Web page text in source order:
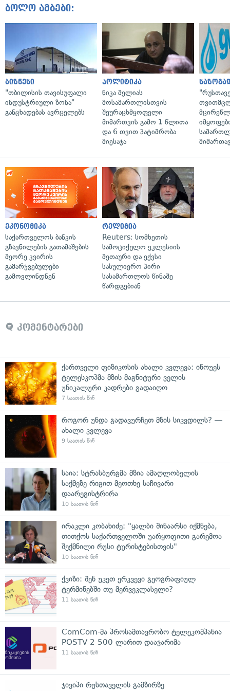
ბოლო ამბები:
ბიზნესი
"თბილისის თავისუფალი
ინდუსტრიული ზონა"
განცხადებას ავრცელებს
პოლიტიკა
ნიკა მელიას
მოსამართლისთვის
შეურაცხმყოფელი
მიმართვის გამო 1 წლითა
და 6 თვით პატიმრობა
მიესაჯა
ეკონომიკა
საქართველოს ბანკის
გზავნილების გათამაშების
მეორე კვირის
გამარჯვებულები
გამოვლინდნენ
რელიგია
Reuters: სომხეთის
სამოციქულო ეკლესიის
მეთაური და ექვსი
სასულიერო პირი
სასამართლოს წინაშე
წარდგებიან
კომენტარები
ქართველი ფიზიკოსის ახალი კვლევა: ინოუეს
ტელესკოპმა მზის მაგნიტური ველის
უნიკალური კადრები გადაიღო
7 საათის წინ
როგორ უნდა გადავურჩეთ მზის სიკვდილს? —
ახალი კვლევა
9 საათის წინ
საია: სტრასბურგმა მზია ამაღლობელის
საქმეზე რიგით მეოთხე საჩივარი
დაარეგისტრირა
10 საათის წინ
ირაკლი კობახიძე: "ყალბი შინაარსი იქმნება,
თითქოს საქართველოში უარყოფითი გარემოა
შექმნილი რუსი ტურისტებისთვის"
10 საათის წინ
ქვიზი: შენ უკეთ ერკვევი გეოგრაფიულ
ტერმინებში თუ მერვეკლასელი?
11 საათის წინ
ComCom-მა პროსამთავრობო ტელეკომპანია
POSTV 2 500 ლარით დააჯარიმა
11 საათის წინ
ჯივიპი რუსთაველის გამზირზე